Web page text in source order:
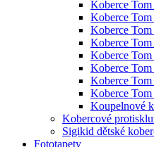
Koberce
Koberce
Koberce
Koberce
Koberce
Koberce Tom
Koberce
Koberce
Koupelnové
Kobercové
Sigikid dětské
Fototapety